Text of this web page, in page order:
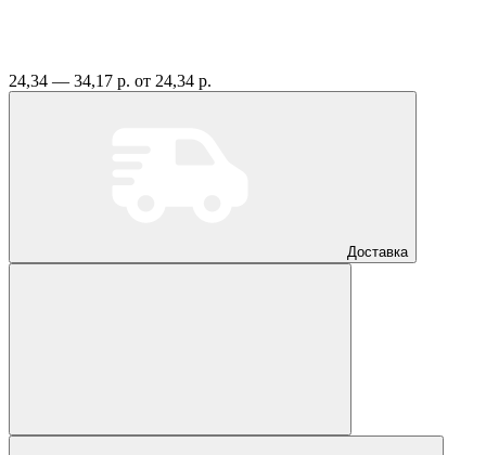
24,34 — 34,17 р. от 24,34 р.
Доставка